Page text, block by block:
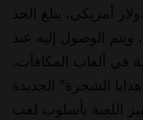
الحد الأقصى للرهان البالغ 3,9600 دولار أمريكي. يبلغ الحد
5,000 ضعف، ويتم الوصول إليه عند
في ألعاب المكافآت.
الشجرة" الجديدة
اللعبة بأسلوب لعب